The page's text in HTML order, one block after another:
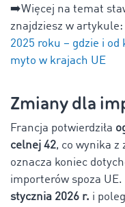
➡️Więcej na temat
znajdziesz w artykule:
2025 roku – gdzie i od
myto w krajach UE
Zmiany dla
Francja potwierdziła
celnej 42, co wynika z
oznacza koniec
importerów spoza
stycznia 2026 r. i